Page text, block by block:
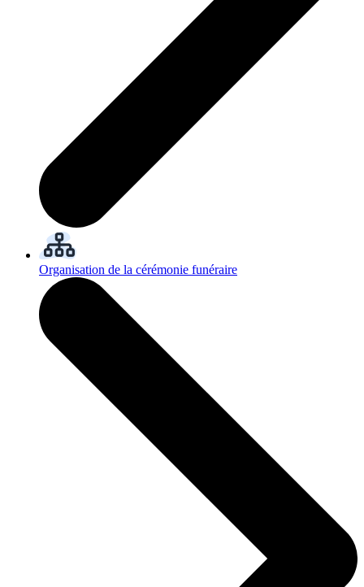
Organisation de la cérémonie funéraire